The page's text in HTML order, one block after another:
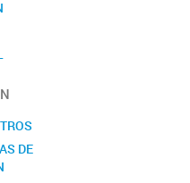
DE